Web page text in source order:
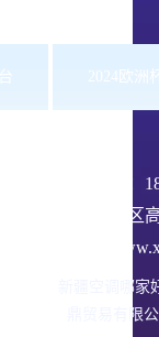
2024欧洲
沙依巴克区
网址：
新疆空调哪
鼎贸易有限